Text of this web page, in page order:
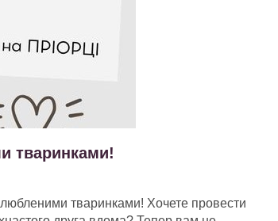
тваринками!
тваринками! Хочете провести